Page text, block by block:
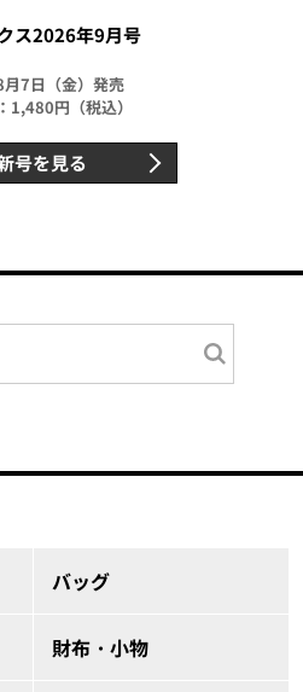
ス2026年9月号
7日（金）発売
1,480円（税込）
号を見る
バッグ
財布・小物